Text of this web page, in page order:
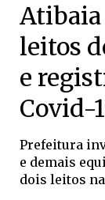
Atibaia
leitos
e
Covid-
Prefeitura
e demais
dois leitos na